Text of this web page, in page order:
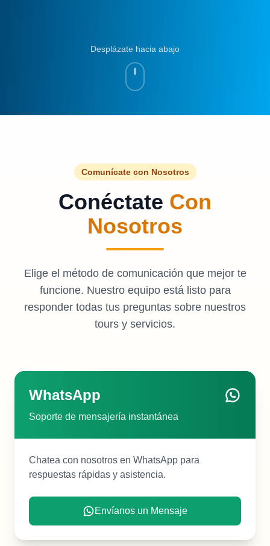
Desplázate hacia abajo
Comunícate con Nosotros
Conéctate Con
Nosotros
Elige el método de comunicación que mejor te
funcione. Nuestro equipo está listo para
responder todas tus preguntas sobre nuestros
tours y servicios.
WhatsApp
Soporte de mensajería instantánea
Chatea con nosotros en WhatsApp para
respuestas rápidas y asistencia.
Envíanos un Mensaje